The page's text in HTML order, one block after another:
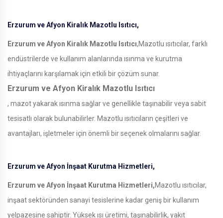
Erzurum ve Afyon Kiralık Mazotlu Isıtıcı,
Erzurum ve Afyon Kiralık Mazotlu Isıtıcı,Mazotlu ısıtıcılar, farklı
endüstrilerde ve kullanım alanlarında ısınma ve kurutma
ihtiyaçlarını karşılamak için etkili bir çözüm sunar.
Erzurum ve Afyon Kiralık Mazotlu Isıtıcı
, mazot yakarak ısınma sağlar ve genellikle taşınabilir veya sabit
tesisatlı olarak bulunabilirler. Mazotlu ısıtıcıların çeşitleri ve
avantajları, işletmeler için önemli bir seçenek olmalarını sağlar.
Erzurum ve Afyon İnşaat Kurutma Hizmetleri,
Erzurum ve Afyon İnşaat Kurutma Hizmetleri,Mazotlu ısıtıcılar,
inşaat sektöründen sanayi tesislerine kadar geniş bir kullanım
yelpazesine sahiptir. Yüksek ısı üretimi, taşınabilirlik, yakıt